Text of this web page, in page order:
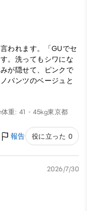
われます。「GUでセ
。洗ってもシワにな
が隠せて、ピンクで
パンツのベージュと
体重: 41 - 45kg東京都
報告 役に立った 0
2026/7/30